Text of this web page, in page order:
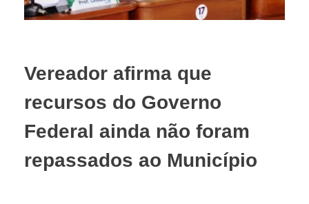
Vereador afirma que
recursos do Governo
Federal ainda não foram
repassados ao Município